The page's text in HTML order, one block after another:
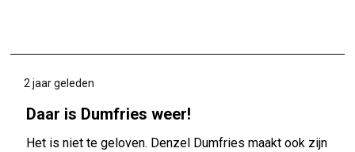
2 jaar geleden
Daar is Dumfries weer!
Het is niet te geloven. Denzel Dumfries maakt ook zijn